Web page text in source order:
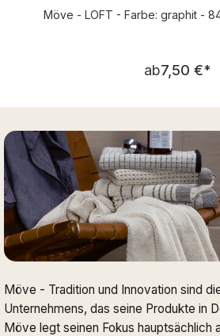
Möve - LOFT - Farbe: graphit -
ab7,50 €*
Möve - Tradition und Innovation sind
Unternehmens, das seine Produkte in
Möve legt seinen Fokus hauptsächlich